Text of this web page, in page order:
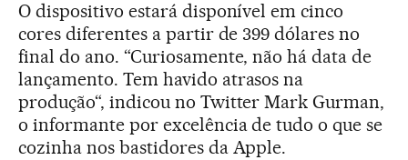
O dispositivo estará disponível em cinco
cores diferentes a partir de 399 dólares no
final do ano. “Curiosamente, não há data de
lançamento. Tem havido atrasos na
produção“, indicou no Twitter Mark Gurman,
o informante por excelência de tudo o que se
cozinha nos bastidores da Apple.